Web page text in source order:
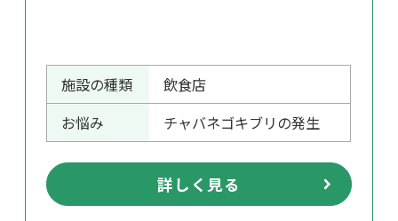
施設の種類
飲食店
お悩み
チャバネゴキブリの発生
詳しく見る